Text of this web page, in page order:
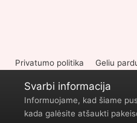
Privatumo politika Geliu
Svarbi informacija
Informuojame, kad šiame
kada galėsite atšaukti